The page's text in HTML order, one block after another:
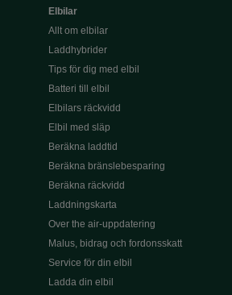
Elbilar
Allt om elbilar
Laddhybrider
Tips för dig med elbil
Batteri till elbil
Elbilars räckvidd
Elbil med släp
Beräkna laddtid
Beräkna bränslebesparing
Beräkna räckvidd
Laddningskarta
Over the air-uppdatering
Malus, bidrag och fordonsskatt
Service för din elbil
Ladda din elbil